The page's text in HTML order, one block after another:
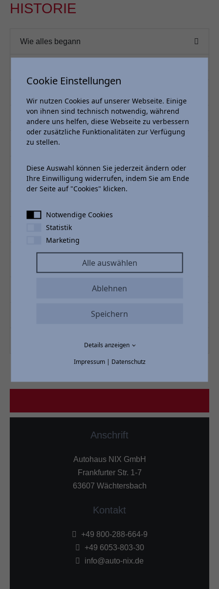
HISTORIE
Wie alles begann
Erweiterung Stammsitz Wächtersbach
Familienunternehmen
NIX macht Frankfurt lexuriöser – Lexus Forum
Frankfurt
Der Weg nach Osthessen
Auf dem Weg an die Bergstraße - unsere Betriebe
Der Kunde im Mittelpunkt
Das Volkswagen Nutzfahrzeug Zentrum
Perfekt aufgestellt für die automobile Zukunft
Anschrift
Autohaus NIX GmbH
Frankfurter Str. 1-7
63607 Wächtersbach
Kontakt
+49 800-288-664-9
+49 6053-803-30
info@auto-nix.de
Cookie Einstellungen
Wir nutzen Cookies auf unserer Webseite. Einige
von ihnen sind technisch notwendig, während
andere uns helfen, diese Webseite zu verbessern
oder zusätzliche Funktionalitäten zur Verfügung
zu stellen.
Diese Auswahl können Sie jederzeit ändern oder
Ihre Einwilligung widerrufen, indem Sie am Ende
der Seite auf "Cookies" klicken.
Notwendige Cookies
Statistik
Marketing
Alle auswählen
Ablehnen
Speichern
Details anzeigen
Impressum| Datenschutz